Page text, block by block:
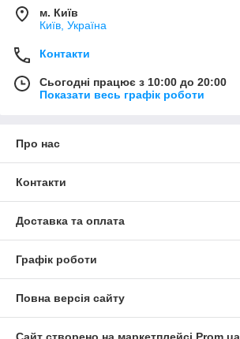
м. Київ
Київ, Україна
Контакти
Сьогодні працює з 10:00 до 20:00
Показати весь графік роботи
Про нас
Контакти
Доставка та оплата
Графік роботи
Повна версія сайту